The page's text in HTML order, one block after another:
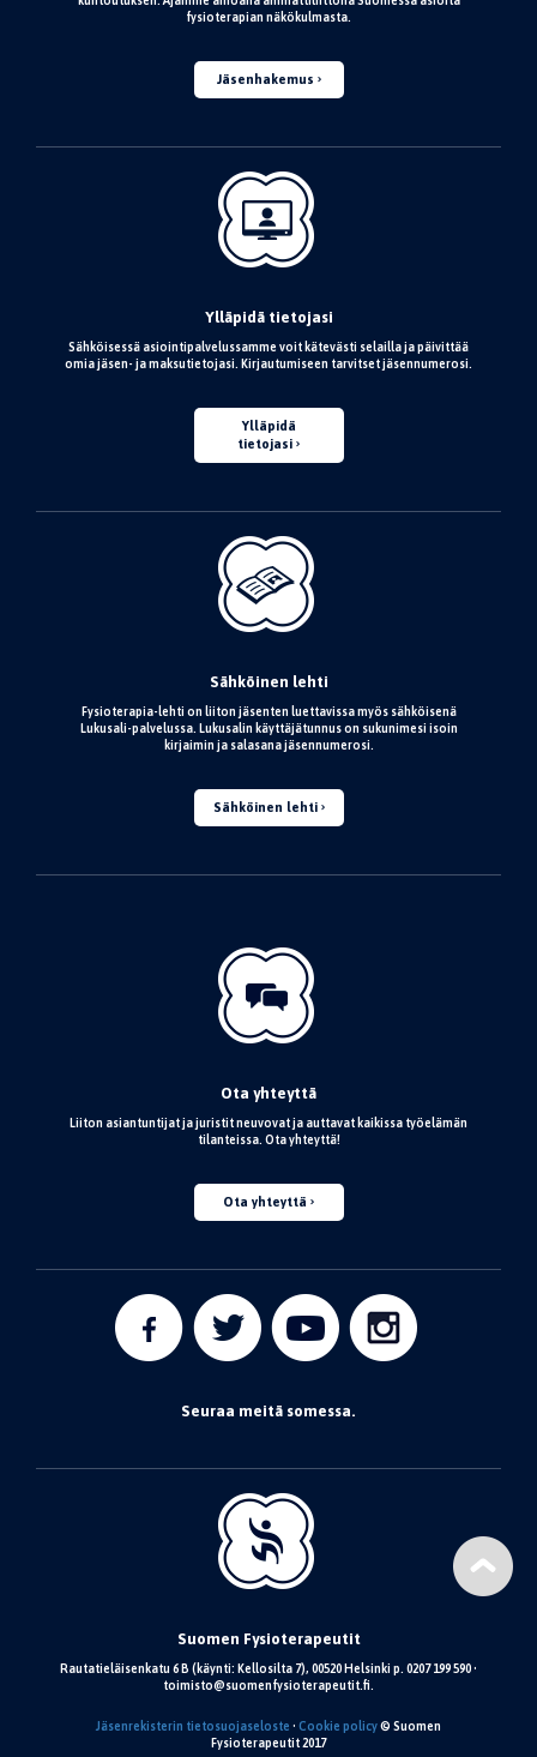
fysioterapian näkökulmasta.
Jäsenhakemus
Ylläpidä tietojasi
Sähköisessä asiointipalvelussamme voit kätevästi selailla ja päivittää
omia jäsen- ja maksutietojasi. Kirjautumiseen tarvitset jäsennumerosi.
Ylläpidä
tietojasi
Sähköinen lehti
Fysioterapia-lehti on liiton jäsenten luettavissa myös sähköisenä
Lukusali-palvelussa. Lukusalin käyttäjätunnus on sukunimesi isoin
kirjaimin ja salasana jäsennumerosi.
Sähköinen lehti
Ota yhteyttä
Liiton asiantuntijat ja juristit neuvovat ja auttavat kaikissa työelämän
tilanteissa. Ota yhteyttä!
Ota yhteyttä
Seuraa meitä somessa.
Suomen Fysioterapeutit
Rautatieläisenkatu 6 B (käynti: Kellosilta 7), 00520 Helsinki p. 0207 199 590 •
toimisto@suomenfysioterapeutit.fi.
Jäsenrekisterin tietosuojaseloste • Cookie policy© Suomen
Fysioterapeutit 2017